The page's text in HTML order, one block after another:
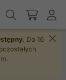
Do 16